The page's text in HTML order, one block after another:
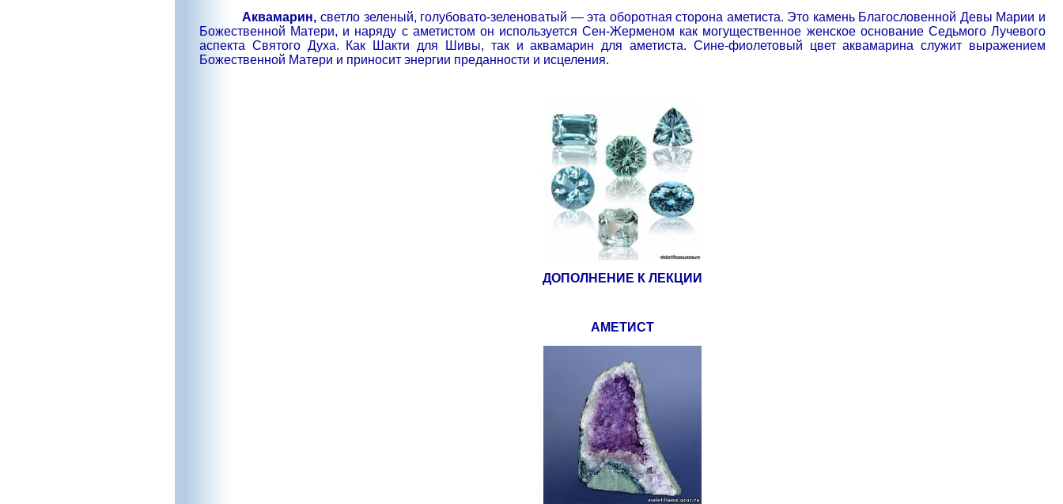
Аквамарин, светло зеленый, голубовато-зеленоватый — эта оборотная сторона аметиста. Это камень Благословенной Девы Марии и
Божественной Матери, и наряду с аметистом он используется Сен-Жерменом как могущественное женское основание Седьмого Лучевого
аспекта Святого Духа. Как Шакти для Шивы, так и аквамарин для аметиста. Сине-фиолетовый цвет аквамарина служит выражением
Божественной Матери и приносит энергии преданности и исцеления.
ДОПОЛНЕНИЕ К ЛЕКЦИИ
АМЕТИСТ